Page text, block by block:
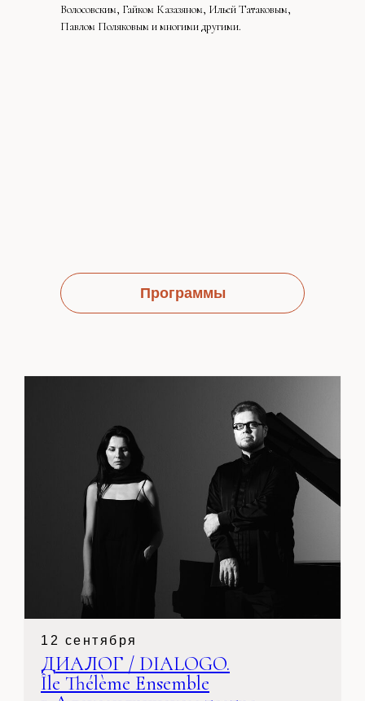
Волосовским, Гайком Казазяном, Ильей Татаковым,
Павлом Поляковым и многими другими.
Программы
12 сентября
ДИАЛОГ / DIALOGO.
Île Thélème Ensemble